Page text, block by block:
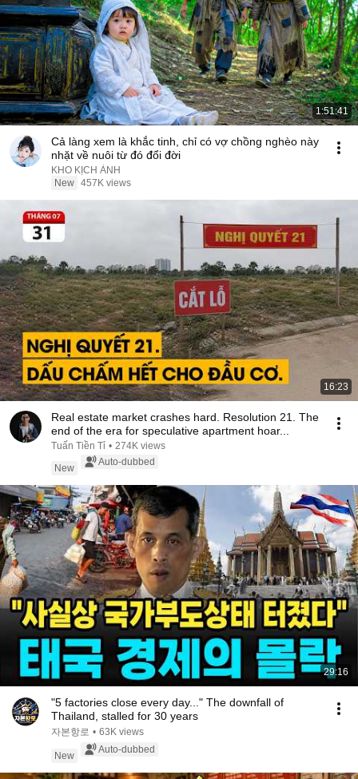
1:51:41
Cả làng xem là khắc tinh, chỉ có vợ chồng nghèo này
nhặt về nuôi từ đó đổi đời
KHO KỊCH ẢNH
New 457K views
16:23
Real estate market crashes hard. Resolution 21. The
end of the era for speculative apartment hoar...
Tuấn Tiền Tỉ • 274K views
New
Auto-dubbed
29:16
"5 factories close every day..." The downfall of
Thailand, stalled for 30 years
자본항로 • 63K views
New
Auto-dubbed